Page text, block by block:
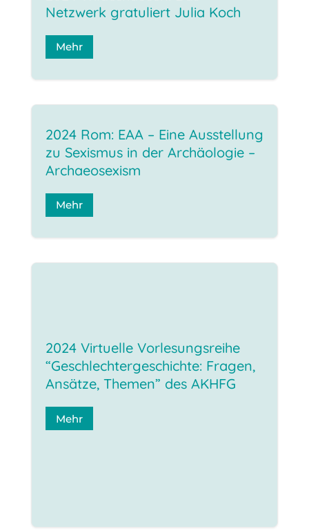
Netzwerk gratuliert Julia Koch
Mehr
2024 Rom: EAA – Eine Ausstellung
zu Sexismus in der Archäologie –
Archaeosexism
Mehr
2024 Virtuelle Vorlesungsreihe
“Geschlechtergeschichte: Fragen,
Ansätze, Themen” des AKHFG
Mehr